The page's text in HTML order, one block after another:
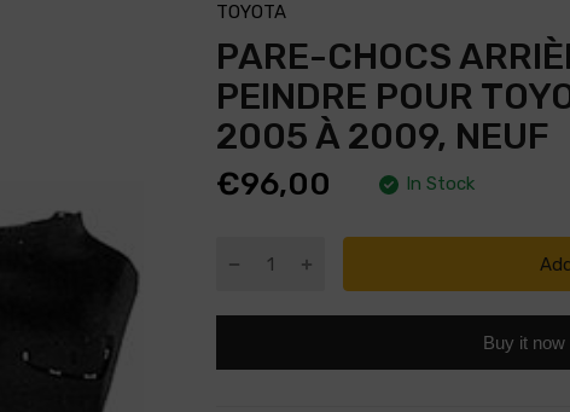
TOYOTA
PARE-CHOCS
PEINDRE POUR
2005 À 2009, NEUF
€96,00 In Stock
Buy it now